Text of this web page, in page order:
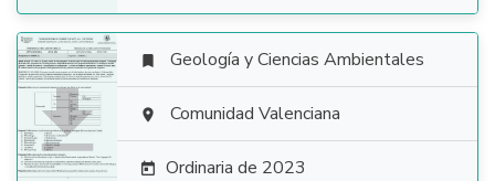

 Geología y Ciencias Ambientales
 Comunidad Valenciana
 Ordinaria de 2023